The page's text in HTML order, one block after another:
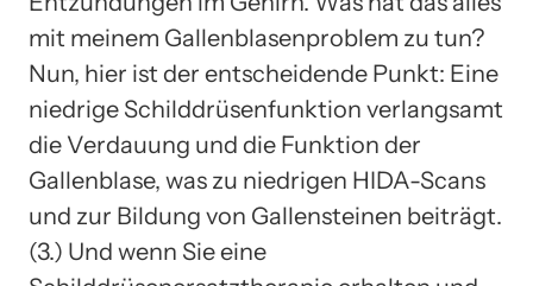
mit meinem Gallenblasenproblem zu tun?
Nun, hier ist der entscheidende Punkt: Eine
niedrige Schilddrüsenfunktion verlangsamt
die Verdauung und die Funktion der
Gallenblase, was zu niedrigen HIDA-Scans
und zur Bildung von Gallensteinen beiträgt.
(3.) Und wenn Sie eine